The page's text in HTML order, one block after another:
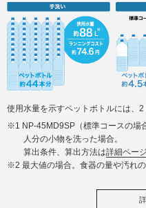
使用水量を示すペットボトルには、2
※1 NP-45MD9SP（標準コースの場
人分の小物を洗った場合。
算出条件、算出方法は詳細ページ
※2 最大値の場合。食器の量や汚れの